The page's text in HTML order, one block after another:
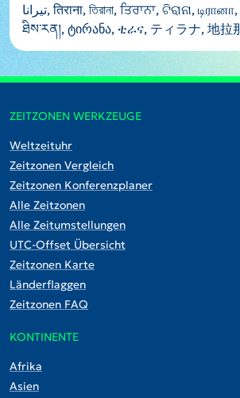
تیرانا, तिराना, তিরানা, ਤਿਰਾਨਾ, ଟିରାନା, டிரானா, ടിറാന, ติรานา,
ཐིས་རན།, ტირანა, ቲራና, ティラナ, 地拉
ZEITZONEN WERKZEUGE
Weltzeituhr
Zeitzonen Vergleich
Zeitzonen Konferenzplaner
Alle Zeitzonen
Alle Zeitumstellungen
UTC-Offset Übersicht
Zeitzonen Karte
Länderflaggen
Zeitzonen FAQ
KONTINENTE
Afrika
Asien